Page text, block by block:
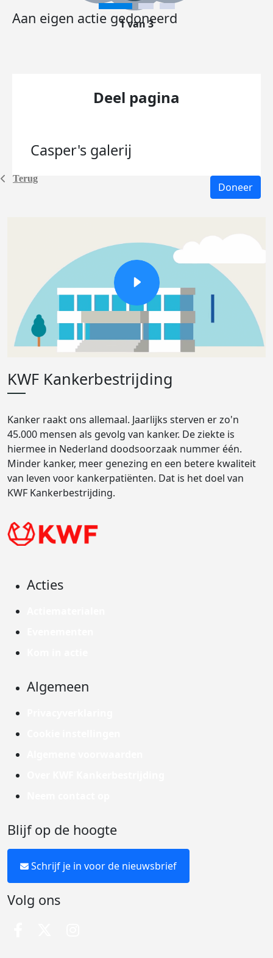
Terug
Aan eigen actie gedoneerd
1 van 3
Deel pagina
Casper's galerij
Doneer
KWF Kankerbestrijding
Kanker raakt ons allemaal. Jaarlijks sterven er zo'n
45.000 mensen als gevolg van kanker. De ziekte is
hiermee in Nederland doodsoorzaak nummer één.
Minder kanker, meer genezing en een betere kwaliteit
van leven voor kankerpatiënten. Dat is het doel van
KWF Kankerbestrijding.
Acties
Algemeen
Blijf op de hoogte
Schrijf je in voor de nieuwsbrief
Volg ons